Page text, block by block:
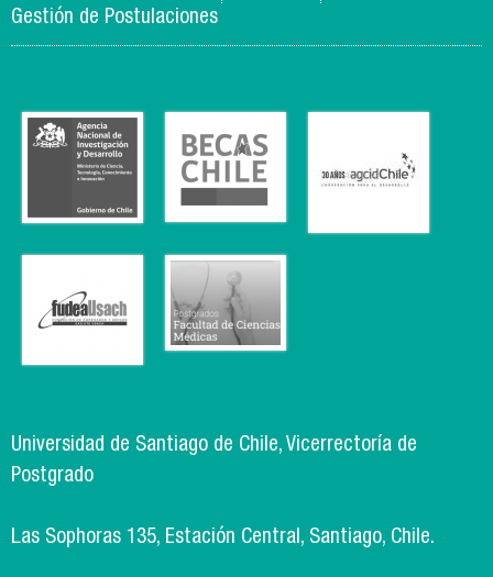
Gestión de Postulaciones
Universidad de Santiago de Chile, Vicerrectoría de
Postgrado
Las Sophoras 135, Estación Central, Santiago, Chile.